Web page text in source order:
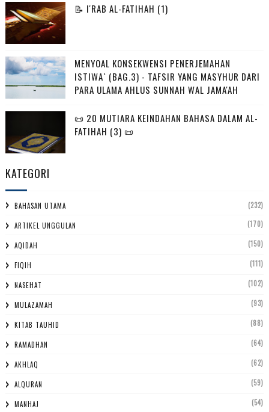
📝 I'RAB AL-FATIHAH (1)
MENYOAL KONSEKWENSI PENERJEMAHAN
ISTIWA` (BAG.3) - TAFSIR YANG MASYHUR DARI
PARA ULAMA AHLUS SUNNAH WAL JAMA'AH
📜 20 MUTIARA KEINDAHAN BAHASA DALAM AL-
FATIHAH (3) 📜
KATEGORI
BAHASAN UTAMA (232)
ARTIKEL UNGGULAN (170)
AQIDAH (150)
FIQIH (111)
NASEHAT (102)
MULAZAMAH (93)
KITAB TAUHID (88)
RAMADHAN (64)
AKHLAQ (62)
ALQURAN (59)
MANHAJ (54)